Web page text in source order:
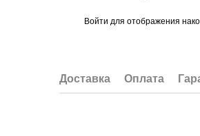
Войти для отображения
Доставка Оплата